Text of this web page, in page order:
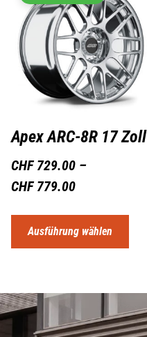
Apex ARC-8R 17 Zoll
CHF729.00 –
CHF779.00
Ausführung wählen